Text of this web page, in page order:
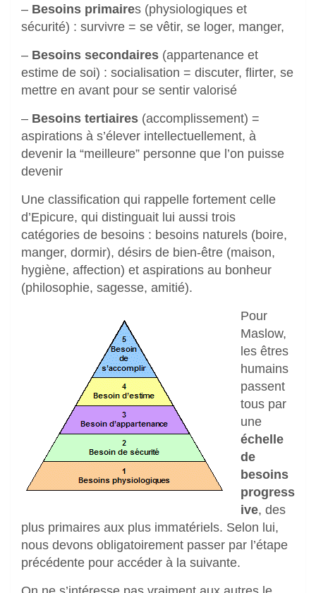
– Besoins primaires (physiologiques et
sécurité) : survivre = se vêtir, se loger, manger,
– Besoins secondaires (appartenance et
estime de soi) : socialisation = discuter, flirter, se
mettre en avant pour se sentir valorisé
– Besoins tertiaires (accomplissement) =
aspirations à s’élever intellectuellement, à
devenir la “meilleure” personne que l’on puisse
devenir
Une classification qui rappelle fortement celle
d’Epicure, qui distinguait lui aussi trois
catégories de besoins : besoins naturels (boire,
manger, dormir), désirs de bien-être (maison,
hygiène, affection) et aspirations au bonheur
(philosophie, sagesse, amitié).
Pour
Maslow,
les êtres
humains
passent
tous par
une
échelle
de
besoins
progress
ive, des
plus primaires aux plus immatériels. Selon lui,
nous devons obligatoirement passer par l’étape
précédente pour accéder à la suivante.